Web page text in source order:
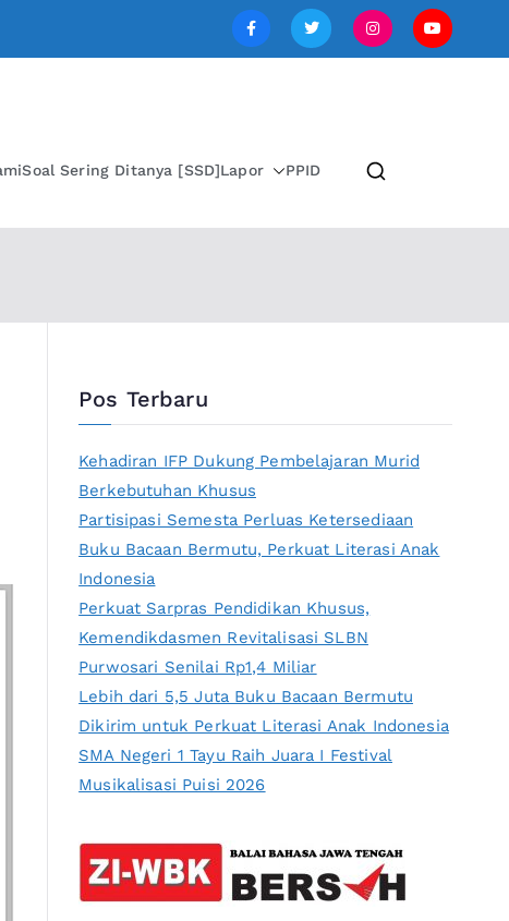
JAWA TENGAH
Soal Sering Ditanya [SSD]Lapor PPID
Pos Terbaru
Kehadiran IFP Dukung Pembelajaran Murid
Berkebutuhan Khusus
Partisipasi Semesta Perluas Ketersediaan
Buku Bacaan Bermutu, Perkuat Literasi Anak
Indonesia
Perkuat Sarpras Pendidikan Khusus,
Kemendikdasmen Revitalisasi SLBN
Purwosari Senilai Rp1,4 Miliar
Lebih dari 5,5 Juta Buku Bacaan Bermutu
Dikirim untuk Perkuat Literasi Anak Indonesia
SMA Negeri 1 Tayu Raih Juara I Festival
Musikalisasi Puisi 2026